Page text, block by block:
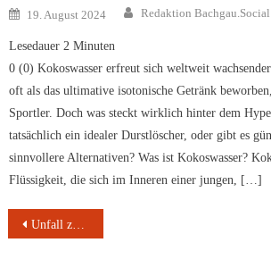
Posted
on
19. August 2024 Author
Redaktion Bachgau.Social
Lesedauer 2 Minuten
0 (0) Kokoswasser erfreut sich weltweit
oft als das ultimative isotonische Getränk
Sportler. Doch was steckt wirklich hinter dem
tatsächlich ein idealer Durstlöscher, oder gibt es
sinnvollere Alternativen? Was ist Kokoswasser?
Flüssigkeit, die sich im Inneren einer jungen, […]
Beitragsnavigation
Unfall zwischen Streifenwagen und Motorradfahrer – Zeugen gesucht